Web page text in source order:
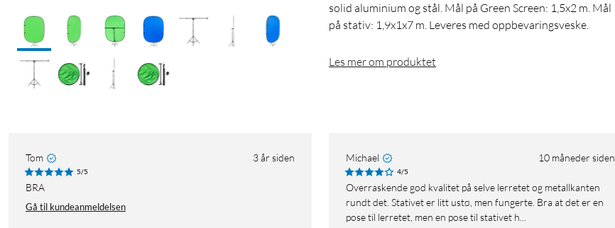
solid aluminium og stål. Mål på Green Screen: 1,5x2 m. Mål
på stativ: 1,9x1x7 m. Leveres med oppbevaringsveske.
Les mer om produktet
Tom 3 år siden
5/5
BRA
Gå til kundeanmeldelsen
Michael 10 måneder siden
4/5
Overraskende god kvalitet på selve lerretet og metallkanten
rundt det. Stativet er litt ustø, men fungerte. Bra at det er en
pose til lerretet, men en pose til stativet h...